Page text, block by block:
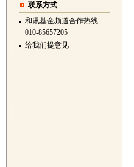
联系方式
和讯基金频道合作热线
010-85657205
给我们提意见